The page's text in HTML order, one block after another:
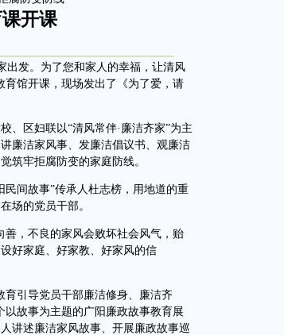
开课
发。为了您和家人的幸福，让清风
育馆开课，现场发出了《为了爱，请
区妇联以“清风常伴·廉洁齐家”为主
廉洁家风事、发廉洁倡议书、观廉洁
筑牢拒腐防变的家庭防线。
间故事”传承人杜志榜，用地道的重
场的党员干部。
，不良的家风会败坏社会风气，贻
好家庭、好家教、好家风的信
引导党员干部廉洁修身、廉洁齐
故事为主题的广阳廉政故事教育展
讲述廉洁家风故事、开展廉政故事巡